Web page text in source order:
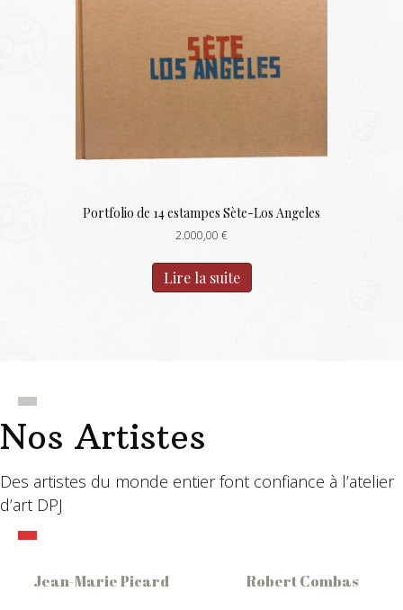
Portfolio de 14 estampes Sète-Los Angeles
2.000,00 €
Lire la suite
Nos Artistes
Des artistes du monde entier font confiance à l’atelier
d’art DPJ
Jean-Marie Picard Robert Combas